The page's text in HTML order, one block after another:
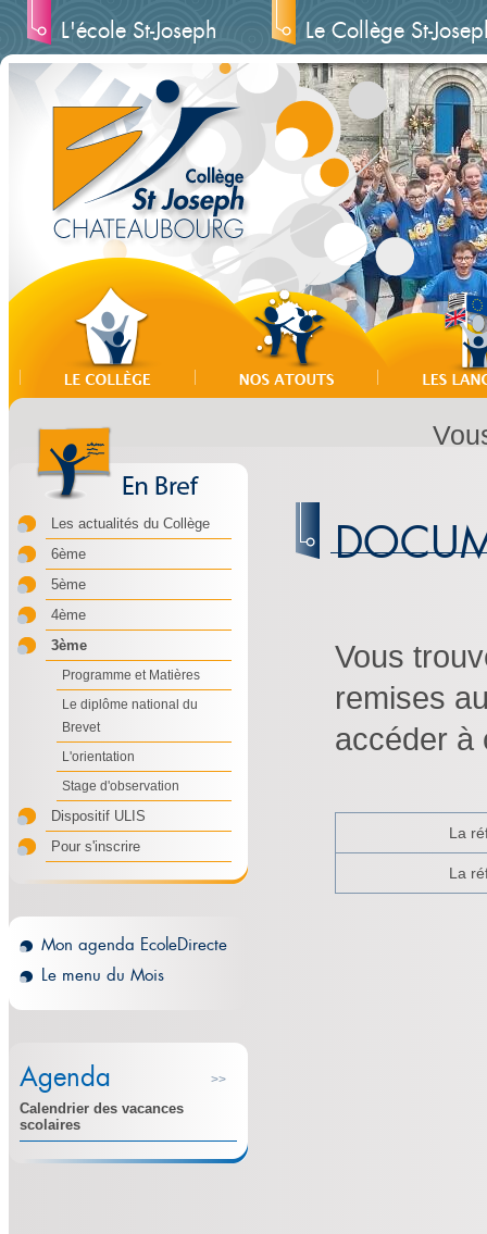
L'école St-Joseph Le Collège St-
Les actualités du Collège
6ème
5ème
4ème
3ème
Programme et Matières
Le diplôme national du
Brevet
L'orientation
Stage d'observation
Dispositif ULIS
Pour s'inscrire
Mon agenda EcoleDirecte
Le menu du Mois
>>
Agenda
Calendrier des vacances
scolaires
Vous
remises
accéder à
La
La